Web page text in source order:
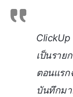
เป็นราย
ตอนแรก
บันทึกม